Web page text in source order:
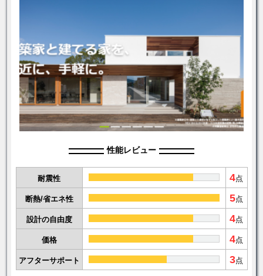
性能レビュー
耐震性 4点
断熱/省エネ性 5点
設計の自由度 4点
価格 4点
アフターサポート 3点